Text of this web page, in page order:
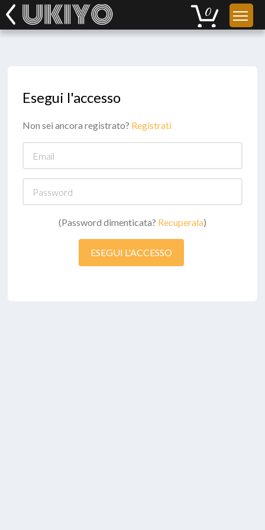
Esegui l'accesso
Non sei ancora registrato? Registrati
(Password dimenticata? Recuperala)